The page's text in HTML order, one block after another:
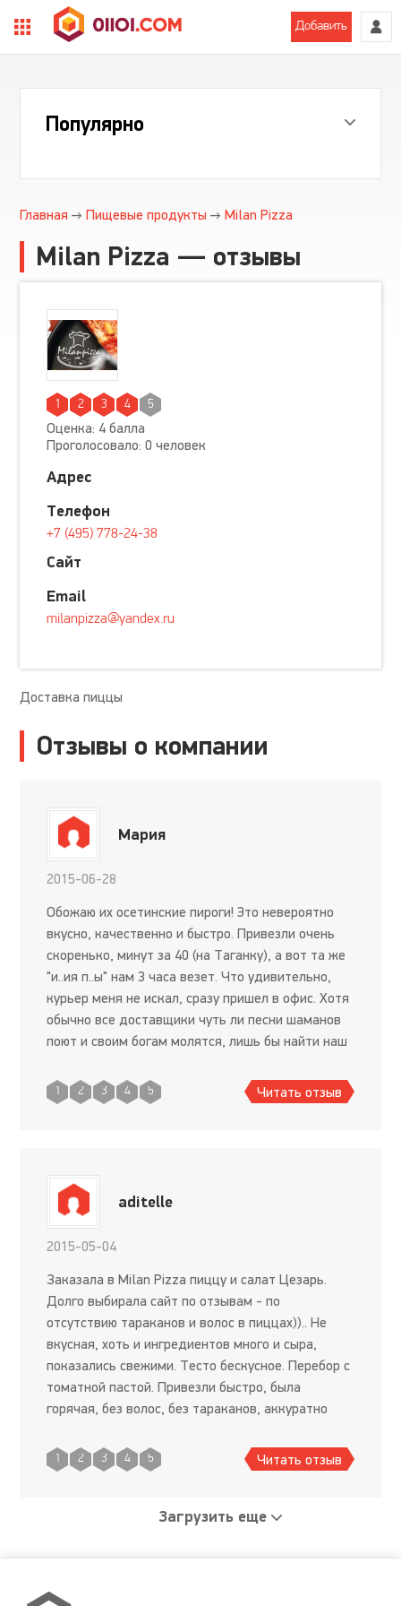
Добавить
Популярно
Главная Пищевые продукты Milan Pizza
Milan Pizza — отзывы
1 2 3 4 5
Оценка: 4 балла
Проголосовало: 0 человек
Адрес
Телефон
+7 (495) 778-24-38
Сайт
Email
milanpizza@yandex.ru
Доставка пиццы
Отзывы о компании
Мария
2015-06-28
Обожаю их осетинские пироги! Это невероятно
вкусно, качественно и быстро. Привезли очень
скоренько, минут за 40 (на Таганку), а вот та же
"и..ия п..ы" нам 3 часа везет. Что удивительно,
курьер меня не искал, сразу пришел в офис. Хотя
обычно все доставщики чуть ли песни шаманов
поют и своим богам молятся, лишь бы найти наш
1 2 3 4 5 Читать отзыв
aditelle
2015-05-04
Заказала в Milan Pizza пиццу и салат Цезарь.
Долго выбирала сайт по отзывам - по
отсутствию тараканов и волос в пиццах)).. Не
вкусная, хоть и ингредиентов много и сыра,
показались свежими. Тесто бескусное. Перебор с
томатной пастой. Привезли быстро, была
горячая, без волос, без тараканов, аккуратно
полуфабрикатный по вкусу, х
1 2 3 4 5 Читать отзыв
Загрузить еще